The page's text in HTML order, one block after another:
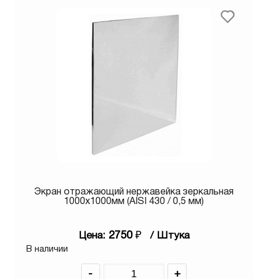
Экран отражающий нержавейка зеркальная
1000х1000мм (AISI 430 / 0,5 мм)
Цена: 2750 ₽ / Штука
В наличии
- +